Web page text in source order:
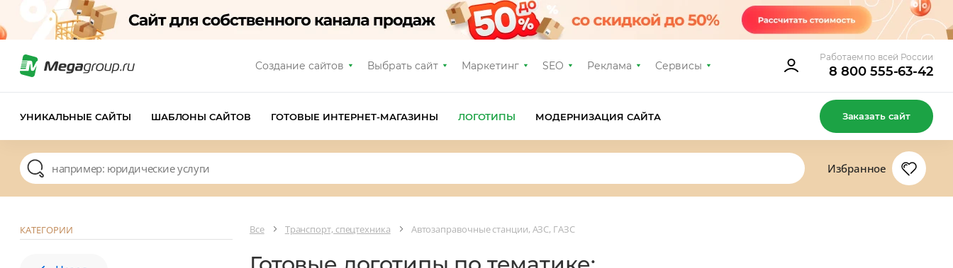
Создание сайтов Выбрать сайт Маркетинг SEO Реклама Сервисы
Работаем по всей России
8 800 555-63-42
УНИКАЛЬНЫЕ САЙТЫ ШАБЛОНЫ САЙТОВ ГОТОВЫЕ ИНТЕРНЕТ-МАГАЗИНЫ ЛОГОТИПЫ МОДЕРНИЗАЦИЯ САЙТА Заказать сайт
Избранное
КАТЕГОРИИ Все Транспорт, спецтехника Автозаправочные станции, АЗС, ГАЗС